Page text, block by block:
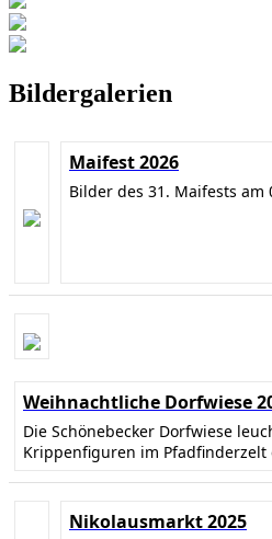
Bildergalerien
Maifest 2026
Bilder des 31. Maifests am
Weihnachtliche Dorfwiese
Die Schönebecker Dorfwiese
Krippenfiguren im Pfadfinderzelt
Nikolausmarkt 2025